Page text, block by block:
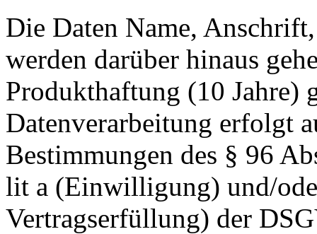
Die Daten Name,
werden darüber hinaus
Produkthaftung (10 Jahre)
Datenverarbeitung erfolgt
Bestimmungen des § 96
lit a (Einwilligung) und/
Vertragserfüllung) der